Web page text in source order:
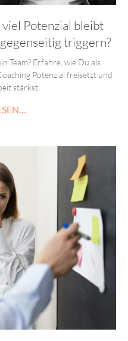
Potenzial bleibt
triggern?
Team? Erfahre, wie Du als
Potenzial freisetzt und
stärkst.